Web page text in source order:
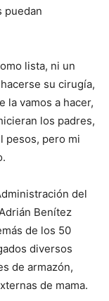
puedan
lista, ni un
su cirugía,
la vamos a hacer,
los padres,
pesos, pero mi
del
Benítez
de los 50
diversos
de armazón,
de mama.